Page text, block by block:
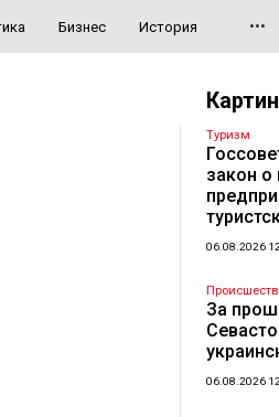
Бизнес История •••
Туризм
закон
06.08.2026
За
06.08.2026